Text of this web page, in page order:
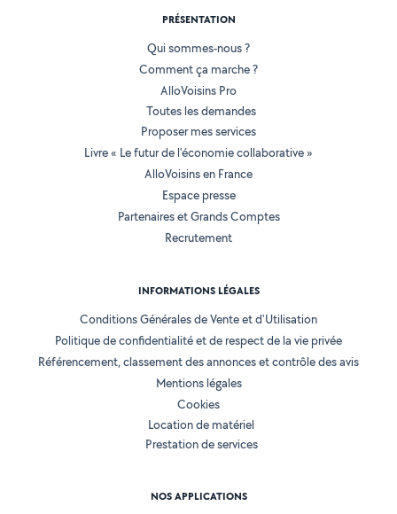
PRÉSENTATION
Qui sommes-nous ?
Comment ça marche ?
AlloVoisins Pro
Toutes les demandes
Proposer mes services
Livre « Le futur de l'économie collaborative »
AlloVoisins en France
Espace presse
Partenaires et Grands Comptes
Recrutement
INFORMATIONS LÉGALES
Conditions Générales de Vente et d'Utilisation
Politique de confidentialité et de respect de la vie privée
Référencement, classement des annonces et contrôle des avis
Mentions légales
Cookies
Location de matériel
Prestation de services
NOS APPLICATIONS